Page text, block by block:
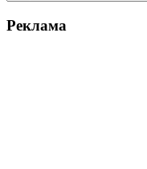
Реклама